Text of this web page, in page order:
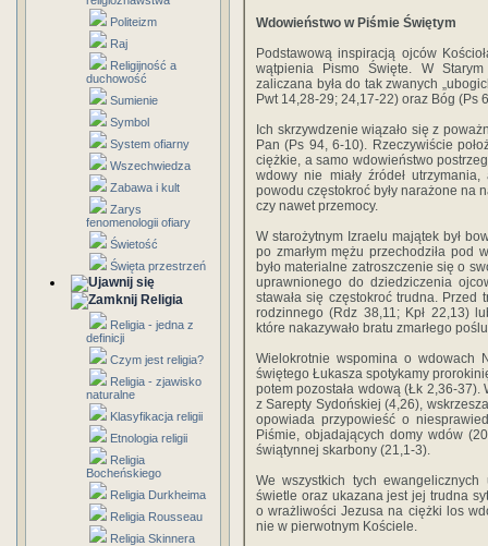
Politeizm
Raj
Religijność a
duchowość
Sumienie
Symbol
System ofiarny
Wszechwiedza
Zabawa i kult
Zarys
fenomenologii ofiary
Świetość
Święta przestrzeń
Religia
Religia - jedna z
definicji
Czym jest religia?
Religia - zjawisko
naturalne
Klasyfikacja religii
Etnologia religii
Religia
Bocheńskiego
Religia Durkheima
Religia Rousseau
Religia Skinnera
Wdowieństwo w Piśmie Świętym
Podstawową inspiracją ojców
wątpienia Pismo Święte. W
zaliczana była do tak zwanych
Pwt 14,28-29; 24,17-22) oraz Bóg (Ps
Ich skrzywdzenie wiązało się z
Pan (Ps 94, 6-10). Rzeczywiście
ciężkie, a samo wdowieństwo
wdowy nie miały źródeł
powodu częstokroć były narażone na
czy nawet przemocy.
W starożytnym Izraelu majątek był
po zmarłym mężu przechodziła pod
było materialne zatroszczenie się o
uprawnionego do dziedziczenia
stawała się częstokroć trudna.
rodzinnego (Rdz 38,11; Kpł 22,13)
które nakazywało bratu zmarłego
Wielokrotnie wspomina o wdowach
świętego Łukasza spotykamy
potem pozostała wdową (Łk 2,36-
z Sarepty Sydońskiej (4,26),
opowiada przypowieść o
Piśmie, objadających domy wdów
świątynnej skarbony (21,1-3).
We wszystkich tych
świetle oraz ukazana jest jej trudna
o wrażliwości Jezusa na ciężki los
nie w pierwotnym Kościele.